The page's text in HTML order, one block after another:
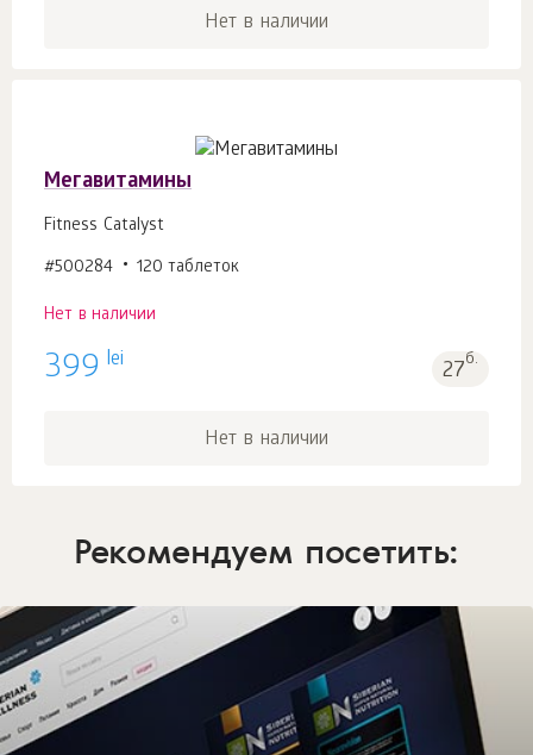
Нет в наличии
Мегавитамины
Fitness Catalyst
#500284 120 таблеток
Нет в наличии
399 lei 27б.
Нет в наличии
Рекомендуем посетить: